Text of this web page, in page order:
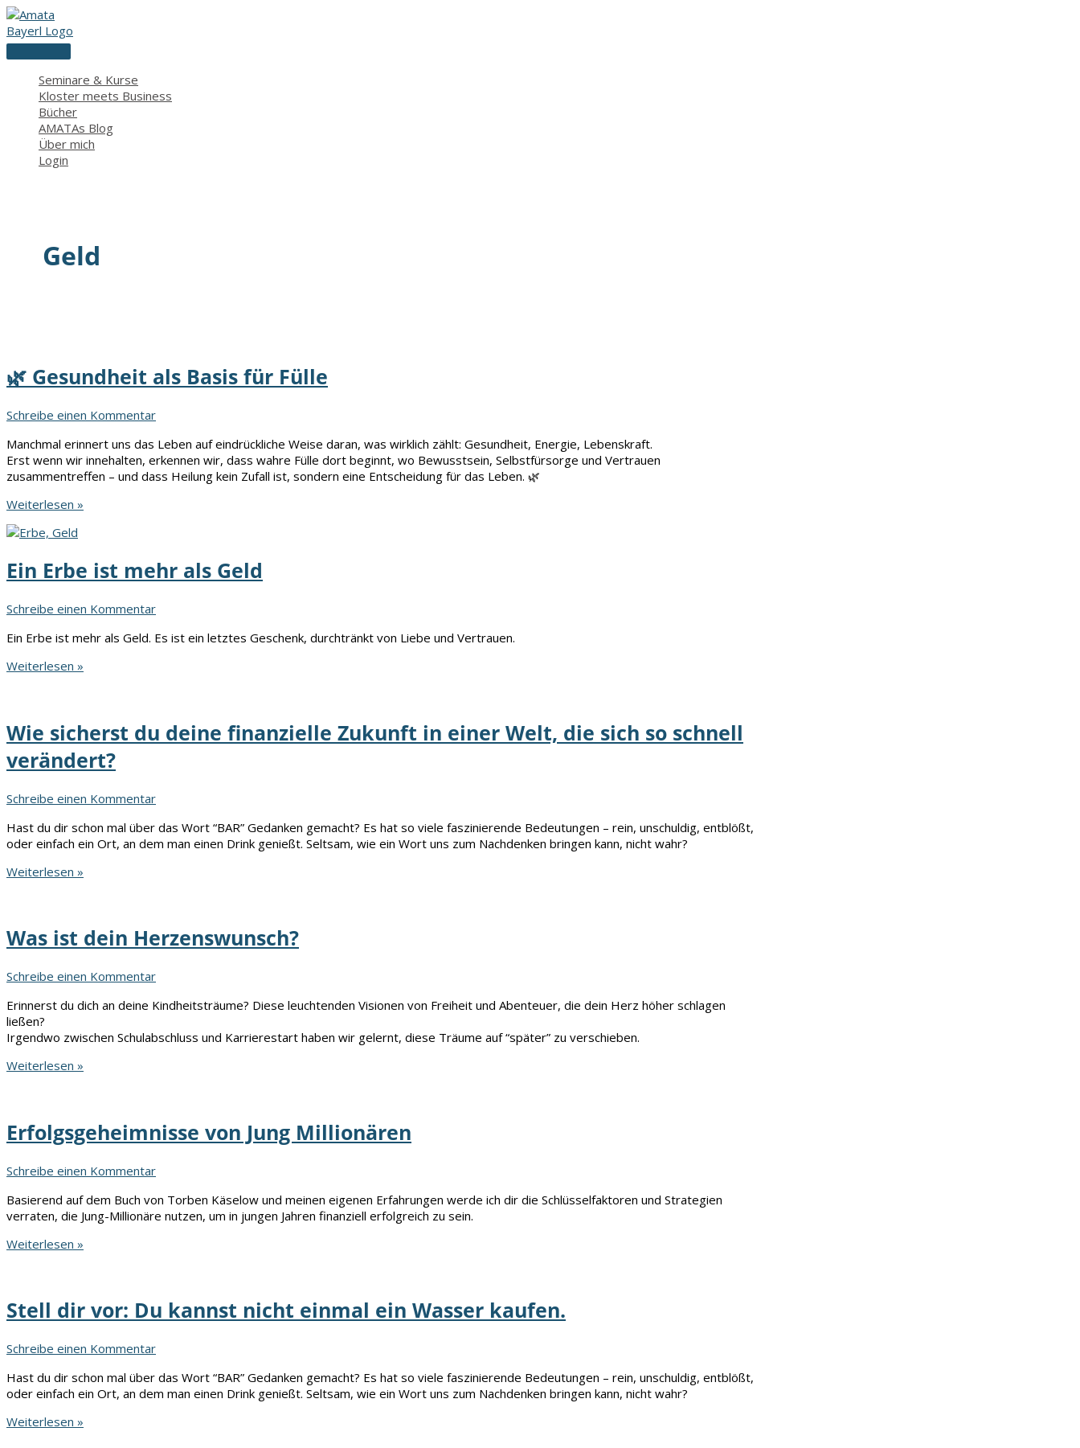
Zum
Inhalt
springen
Hauptmenü
Seminare & Kurse
Kloster meets Business
Bücher
AMATAs Blog
Über mich
Login
Geld
🌿 Gesundheit als Basis für Fülle
Schreibe einen Kommentar
Manchmal erinnert uns das Leben auf eindrückliche Weise daran, was wirklich zählt: Gesundheit, Energie, Lebenskraft.
Erst wenn wir innehalten, erkennen wir, dass wahre Fülle dort beginnt, wo Bewusstsein, Selbstfürsorge und Vertrauen
zusammentreffen – und dass Heilung kein Zufall ist, sondern eine Entscheidung für das Leben. 🌿
🌿
als
für
Fülle
Weiterlesen »
Ein Erbe ist mehr als Geld
Schreibe einen Kommentar
Ein Erbe ist mehr als Geld. Es ist ein letztes Geschenk, durchtränkt von Liebe und Vertrauen.
Ein
als
Geld
Weiterlesen »
Wie sicherst du deine finanzielle Zukunft in einer Welt, die sich so schnell
verändert?
Schreibe einen Kommentar
Hast du dir schon mal über das Wort “BAR” Gedanken gemacht? Es hat so viele faszinierende Bedeutungen – rein, unschuldig, entblößt,
oder einfach ein Ort, an dem man einen Drink genießt. Seltsam, wie ein Wort uns zum Nachdenken bringen kann, nicht wahr?
Wie
finanzielle
Zukunft
einer
Welt,
die
sich
so
schnell
Weiterlesen »
Was ist dein Herzenswunsch?
Schreibe einen Kommentar
Erinnerst du dich an deine Kindheitsträume? Diese leuchtenden Visionen von Freiheit und Abenteuer, die dein Herz höher schlagen
ließen?
Irgendwo zwischen Schulabschluss und Karrierestart haben wir gelernt, diese Träume auf “später” zu verschieben.
Was
Weiterlesen »
Erfolgsgeheimnisse von Jung Millionären
Schreibe einen Kommentar
Basierend auf dem Buch von Torben Käselow und meinen eigenen Erfahrungen werde ich dir die Schlüsselfaktoren und Strategien
verraten, die Jung-Millionäre nutzen, um in jungen Jahren finanziell erfolgreich zu sein.
Erfolgsgeheimnisse
Weiterlesen »
Stell dir vor: Du kannst nicht einmal ein Wasser kaufen.
Schreibe einen Kommentar
Hast du dir schon mal über das Wort “BAR” Gedanken gemacht? Es hat so viele faszinierende Bedeutungen – rein, unschuldig, entblößt,
oder einfach ein Ort, an dem man einen Drink genießt. Seltsam, wie ein Wort uns zum Nachdenken bringen kann, nicht wahr?
Stell
Weiterlesen »